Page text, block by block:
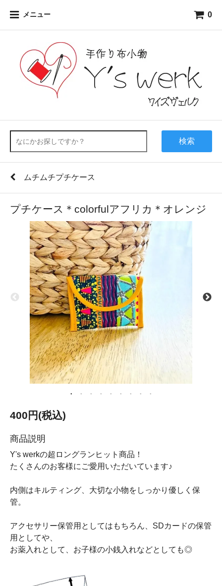
メニュー 0
検索
ムチムチプチケース
プチケース＊colorfulアフリカ＊オレンジ
400円(税込)
商品説明
Y's werkの超ロングランヒット商品！
たくさんのお客様にご愛用いただいています♪
内側はキルティング、大切な小物をしっかり優しく保
管。
アクセサリー保管用としてはもちろん、SDカードの保管
用としてや、
お薬入れとして、お子様の小銭入れなどとしても◎